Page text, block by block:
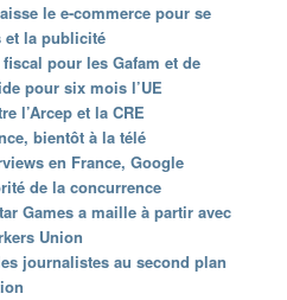
le e-commerce pour se
et la publicité
pour les Gafam et de
pour six mois l’UE
l’Arcep et la CRE
bientôt à la télé
en France, Google
de la concurrence
Games a maille à partir avec
Union
journalistes au second plan